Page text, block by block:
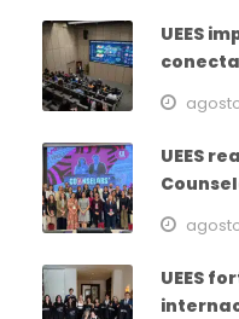
UEES
UEES
UEES